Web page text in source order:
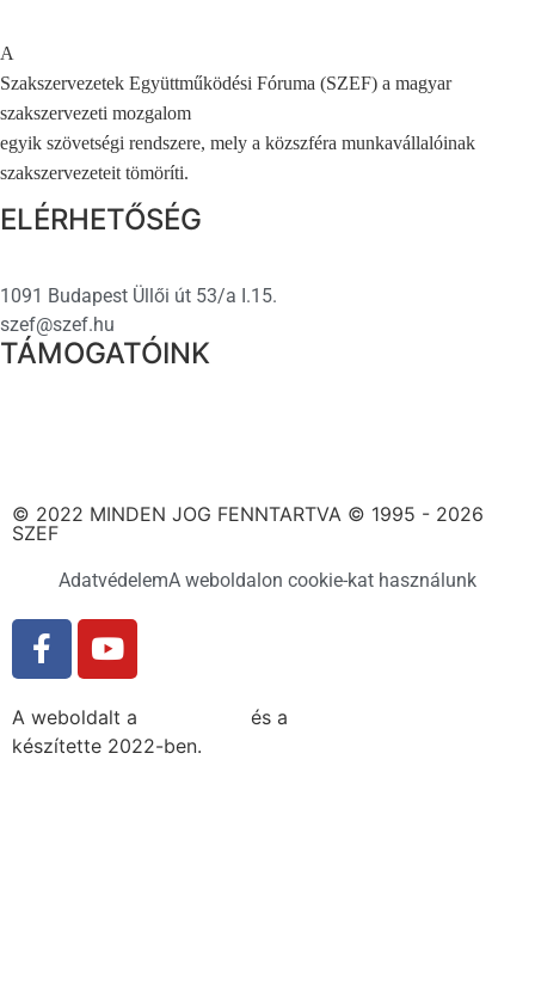
A
Szakszervezetek Együttműködési Fóruma (SZEF) a magyar
szakszervezeti mozgalom
egyik szövetségi rendszere, mely a közszféra munkavállalóinak
szakszervezeteit tömöríti.
ELÉRHETŐSÉG
1091 Budapest Üllői út 53/a I.15.
szef@szef.hu
TÁMOGATÓINK
© 2022 MINDEN JOG FENNTARTVA © 1995 - 2026
SZEF
AdatvédelemA weboldalon cookie-kat használunk
A weboldalt a és a
készítette 2022-ben.